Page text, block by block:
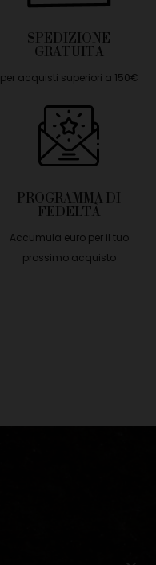
SPEDIZIONE
GRATUITA
per acquisti superiori a 150€
PROGRAMMA DI
FEDELTÀ
Accumula euro per il tuo
prossimo acquisto